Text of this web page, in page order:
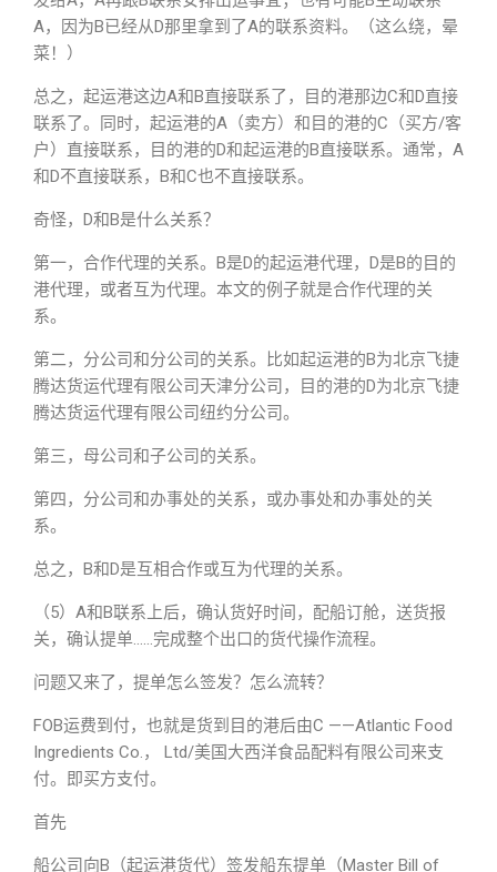
A，因为B已经从D那里拿到了A的联系资料。（这么绕，晕
菜！）
总之，起运港这边A和B直接联系了，目的港那边C和D直接
联系了。同时，起运港的A（卖方）和目的港的C（买方/客
户）直接联系，目的港的D和起运港的B直接联系。通常，A
和D不直接联系，B和C也不直接联系。
奇怪，D和B是什么关系？
第一，合作代理的关系。B是D的起运港代理，D是B的目的
港代理，或者互为代理。本文的例子就是合作代理的关
系。
第二，分公司和分公司的关系。比如起运港的B为北京飞捷
腾达货运代理有限公司天津分公司，目的港的D为北京飞捷
腾达货运代理有限公司纽约分公司。
第三，母公司和子公司的关系。
第四，分公司和办事处的关系，或办事处和办事处的关
系。
总之，B和D是互相合作或互为代理的关系。
（5）A和B联系上后，确认货好时间，配船订舱，送货报
关，确认提单……完成整个出口的货代操作流程。
问题又来了，提单怎么签发？怎么流转？
FOB运费到付，也就是货到目的港后由C ——Atlantic Food
Ingredients Co.， Ltd/美国大西洋食品配料有限公司来支
付。即买方支付。
首先
船公司向B（起运港货代）签发船东提单（Master Bill of